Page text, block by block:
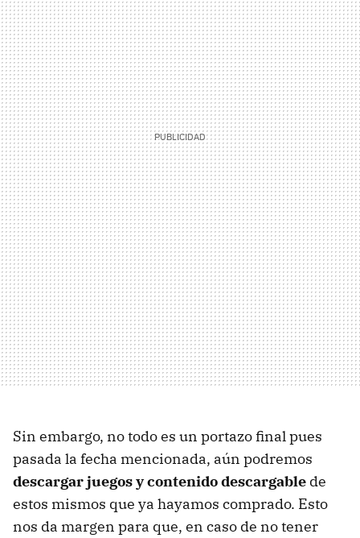
Sin embargo, no todo es un portazo final pues
pasada la fecha mencionada, aún podremos
descargar juegos y contenido descargable de
estos mismos que ya hayamos comprado. Esto
nos da margen para que, en caso de no tener